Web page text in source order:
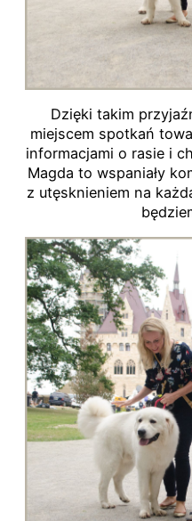
Dzięki takim
miejscem spotkań
informacjami o rasie i
Magda to wspaniały
z utęsknieniem na